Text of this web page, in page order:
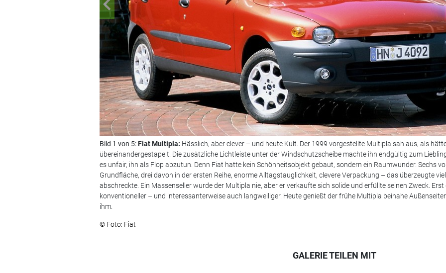
Bild 1 von 5:Fiat Multipla: Hässlich, aber clever – und heute Kult. Der 1999 vorgestellte Multipla sah aus, als
übereinandergestapelt. Die zusätzliche Lichtleiste unter der Windschutzscheibe machte ihn endgültig zum
es unfair, ihn als Flop abzutun. Denn Fiat hatte kein Schönheitsobjekt gebaut, sondern ein Raumwunder. Sechs
Grundfläche, drei davon in der ersten Reihe, enorme Alltagstauglichkeit, clevere Verpackung – das überzeugte
abschreckte. Ein Massenseller wurde der Multipla nie, aber er verkaufte sich solide und erfüllte seinen Zweck.
konventioneller – und interessanterweise auch langweiliger. Heute genießt der frühe Multipla beinahe
ihm.
© Foto: Fiat
GALERIE TEILEN MIT